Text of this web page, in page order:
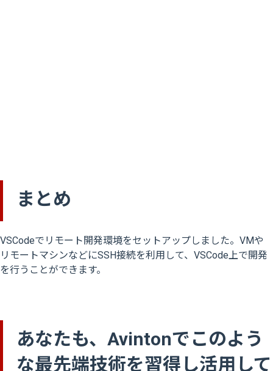
まとめ
VSCodeでリモート開発環境をセットアップしました。VMや
リモートマシンなどにSSH接続を利用して、VSCode上で開発
を行うことができます。
あなたも、Avintonでこのよう
な最先端技術を習得し活用して